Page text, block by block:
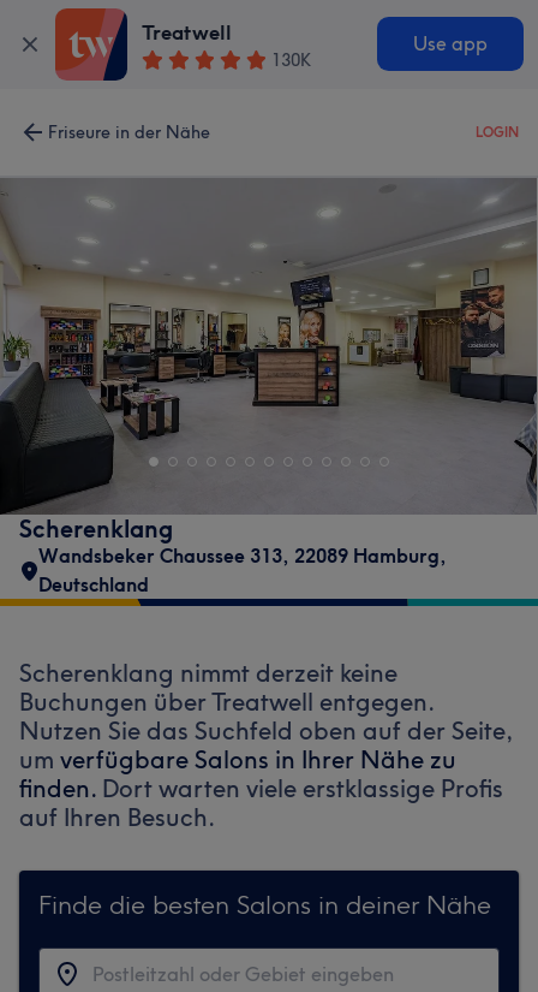
Treatwell
130K
Use app
Friseure in der Nähe LOGIN
Scherenklang
Wandsbeker Chaussee 313, 22089 Hamburg,
Deutschland
Scherenklang nimmt derzeit keine
Buchungen über Treatwell entgegen.
Nutzen Sie das Suchfeld oben auf der Seite,
um verfügbare Salons in Ihrer Nähe zu
finden. Dort warten viele erstklassige Profis
auf Ihren Besuch.
Finde die besten Salons in deiner Nähe